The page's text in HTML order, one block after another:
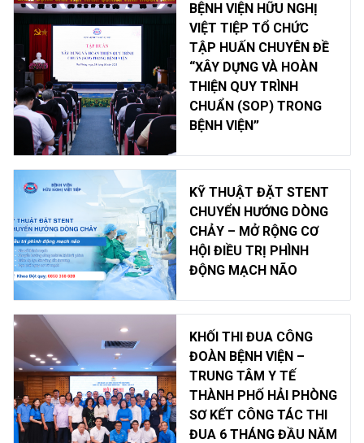
BỆNH VIỆN HỮU NGHỊ
VIỆT TIỆP TỔ CHỨC
TẬP HUẤN CHUYÊN ĐỀ
“XÂY DỰNG VÀ HOÀN
THIỆN QUY TRÌNH
CHUẨN (SOP) TRONG
BỆNH VIỆN”
KỸ THUẬT ĐẶT STENT
CHUYỂN HƯỚNG DÒNG
CHẢY – MỞ RỘNG CƠ
HỘI ĐIỀU TRỊ PHÌNH
ĐỘNG MẠCH NÃO
KHỐI THI ĐUA CÔNG
ĐOÀN BỆNH VIỆN –
TRUNG TÂM Y TẾ
THÀNH PHỐ HẢI PHÒNG
SƠ KẾT CÔNG TÁC THI
ĐUA 6 THÁNG ĐẦU NĂM